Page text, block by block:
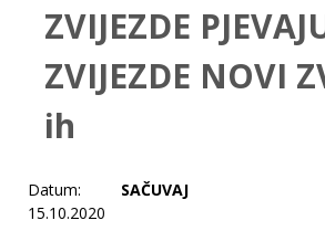
ZVIJEZDE
ZVIJEZDE NOVI
ih
Datum:
15.10.2020
SAČUVAJ